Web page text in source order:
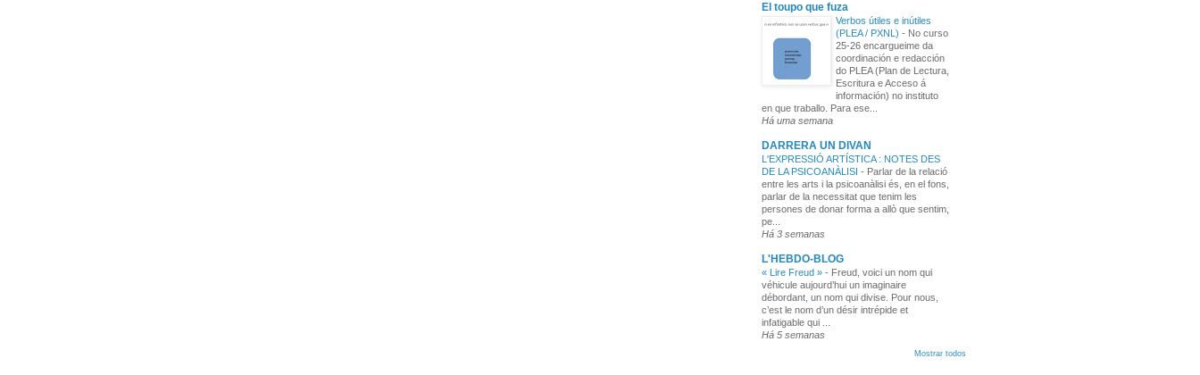
El toupo que fuza
Verbos útiles e inútiles
(PLEA / PXNL) - No curso
25-26 encargueime da
coordinación e redacción
do PLEA (Plan de Lectura,
Escritura e Acceso á
información) no instituto
en que traballo. Para ese...
Há uma semana
DARRERA UN DIVAN
L'EXPRESSIÓ ARTÍSTICA : NOTES DES
DE LA PSICOANÀLISI - Parlar de la relació
entre les arts i la psicoanàlisi és, en el fons,
parlar de la necessitat que tenim les
persones de donar forma a allò que sentim,
pe...
Há 3 semanas
L'HEBDO-BLOG
« Lire Freud » - Freud, voici un nom qui
véhicule aujourd’hui un imaginaire
débordant, un nom qui divise. Pour nous,
c’est le nom d’un désir intrépide et
infatigable qui ...
Há 5 semanas
Mostrar todos